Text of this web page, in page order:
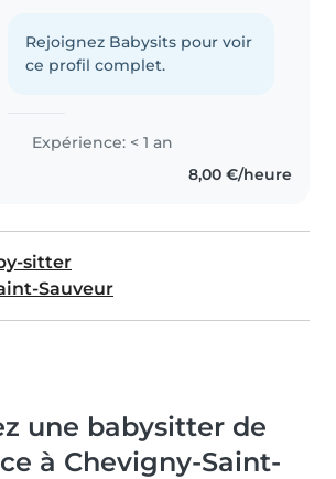
Rejoignez Babysits pour voir
ce profil complet.
Expérience: < 1 an
8,00 €/heure
sitter
Sauveur
une babysitter de
à Chevigny-Saint-